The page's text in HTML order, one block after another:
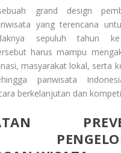
grand design
yang terencana
sepuluh tahun
harus mampu
masyarakat lokal, serta
pariwisata
berkelanjutan dan